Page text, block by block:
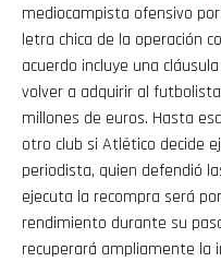
mediocampista ofensivo por
letra chica de la operación
acuerdo incluye una
volver a adquirir al
millones de euros. Hasta
otro club si Atlético decide
periodista, quien defendió
ejecuta la recompra será
rendimiento durante su
recuperará ampliamente la